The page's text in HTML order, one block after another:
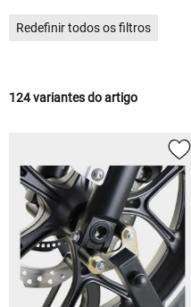
Redefinir todos os filtros
124 variantes do artigo